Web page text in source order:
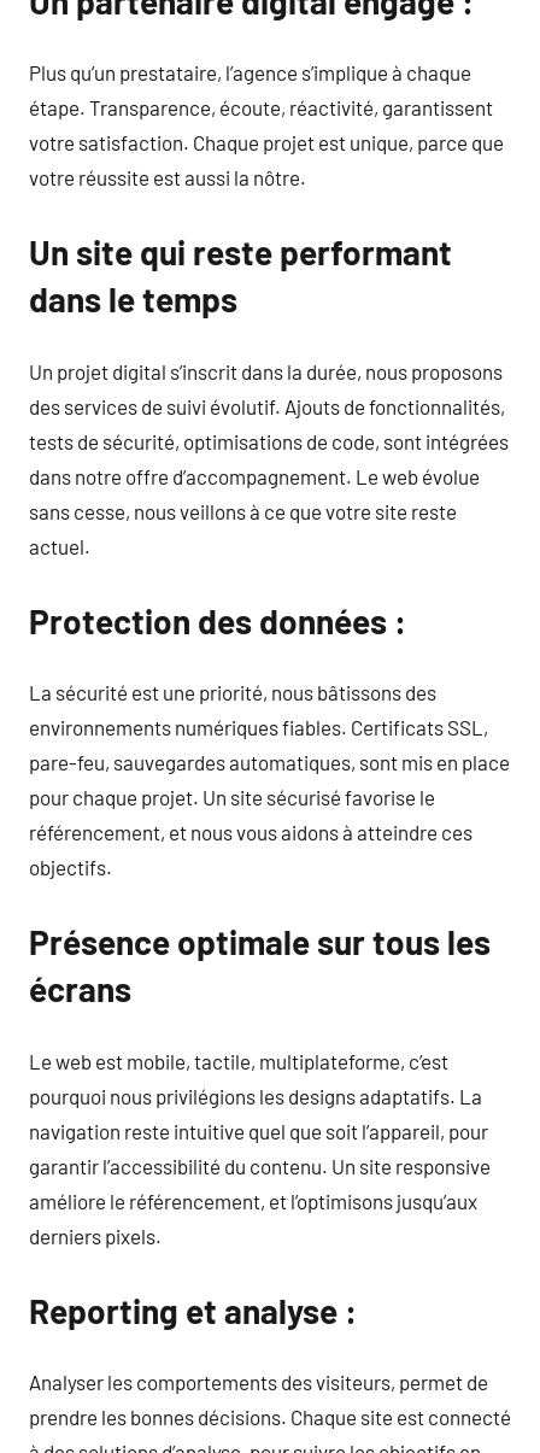
Plus qu’un prestataire, l’agence s’implique à chaque
étape. Transparence, écoute, réactivité, garantissent
votre satisfaction. Chaque projet est unique, parce que
votre réussite est aussi la nôtre.
Un site qui reste performant
dans le temps
Un projet digital s’inscrit dans la durée, nous proposons
des services de suivi évolutif. Ajouts de fonctionnalités,
tests de sécurité, optimisations de code, sont intégrées
dans notre offre d’accompagnement. Le web évolue
sans cesse, nous veillons à ce que votre site reste
actuel.
Protection des données :
La sécurité est une priorité, nous bâtissons des
environnements numériques fiables. Certificats SSL,
pare-feu, sauvegardes automatiques, sont mis en place
pour chaque projet. Un site sécurisé favorise le
référencement, et nous vous aidons à atteindre ces
objectifs.
Présence optimale sur tous les
écrans
Le web est mobile, tactile, multiplateforme, c’est
pourquoi nous privilégions les designs adaptatifs. La
navigation reste intuitive quel que soit l’appareil, pour
garantir l’accessibilité du contenu. Un site responsive
améliore le référencement, et l’optimisons jusqu’aux
derniers pixels.
Reporting et analyse :
Analyser les comportements des visiteurs, permet de
prendre les bonnes décisions. Chaque site est connecté